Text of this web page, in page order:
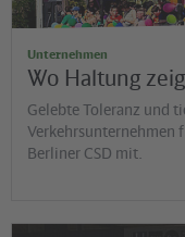
Unternehmen
Wo Haltung
Gelebte Toleranz und
Verkehrsunternehmen
Berliner CSD mit.